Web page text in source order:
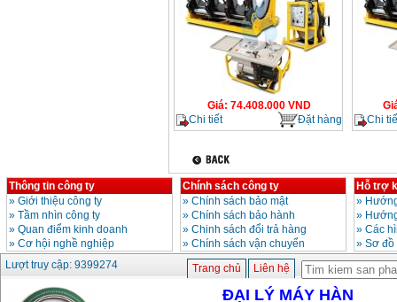
Giá: 74.408.000 VND
Chi tiết
Đặt hàng
Chi
Thông tin công ty
» Giới thiệu công ty
» Tầm nhìn công ty
» Quan điểm kinh doanh
» Cơ hội nghề nghiệp
Chính sách công ty
» Chính sách bảo mật
» Chính sách bảo hành
» Chinh sách đổi trả hàng
» Chính sách vận chuyển
Hỗ trợ
»
»
» Các
» Sơ
Lượt truy cập: 9399274
Trang chủ Liên hệ
ĐẠI LÝ MÁY HÀN